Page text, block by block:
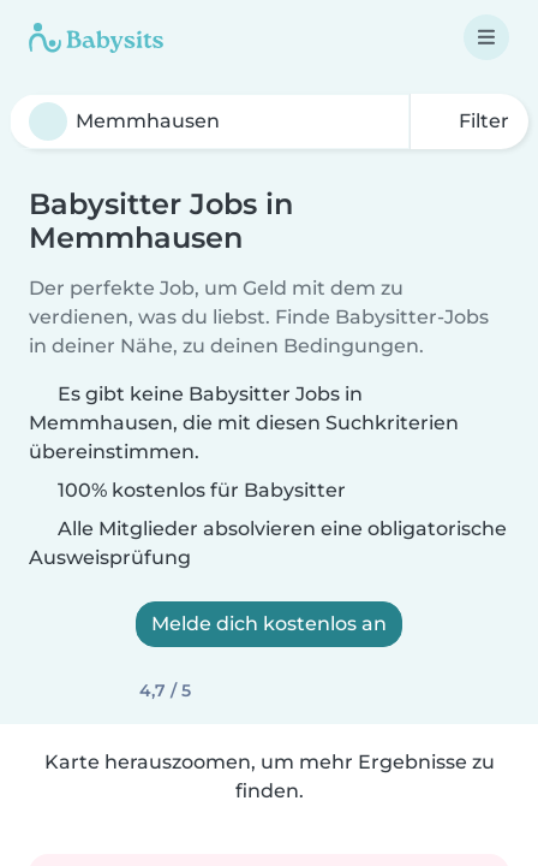
Filter
Babysitter Jobs in
Memmhausen
Der perfekte Job, um Geld mit dem zu
verdienen, was du liebst. Finde Babysitter-Jobs
in deiner Nähe, zu deinen Bedingungen.
Es gibt keine Babysitter Jobs in
Memmhausen, die mit diesen Suchkriterien
übereinstimmen.
100% kostenlos für Babysitter
Alle Mitglieder absolvieren eine obligatorische
Ausweisprüfung
Melde dich kostenlos an
4,7 / 5
Karte herauszoomen, um mehr Ergebnisse zu
finden.